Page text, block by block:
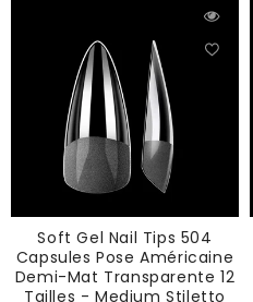
Soft Gel Nail Tips 504
Capsules Pose Américaine
Demi-Mat Transparente 12
Tailles - Medium Stiletto